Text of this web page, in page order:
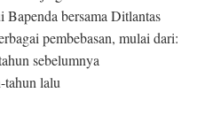
Bapenda bersama Ditlantas
pembebasan, mulai dari:
sebelumnya
lalu